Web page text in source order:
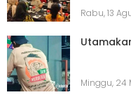
Rabu, 13
Minggu, 24